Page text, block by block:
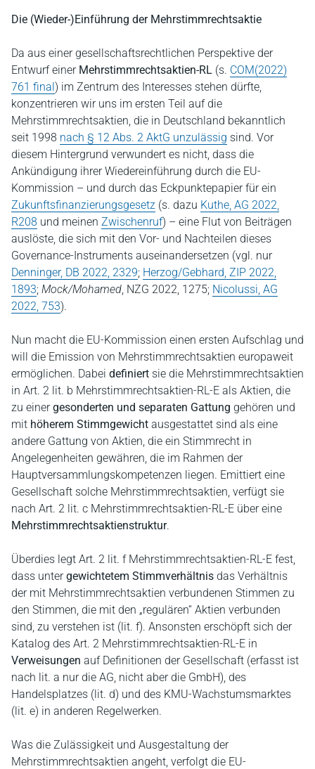
Die (Wieder-)Einführung der Mehrstimmrechtsaktie
Da aus einer gesellschaftsrechtlichen Perspektive der
Entwurf einer Mehrstimmrechtsaktien-RL (s. COM(2022)
761 final) im Zentrum des Interesses stehen dürfte,
konzentrieren wir uns im ersten Teil auf die
Mehrstimmrechtsaktien, die in Deutschland bekanntlich
seit 1998 nach § 12 Abs. 2 AktG unzulässig sind. Vor
diesem Hintergrund verwundert es nicht, dass die
Ankündigung ihrer Wiedereinführung durch die EU-
Kommission – und durch das Eckpunktepapier für ein
Zukunftsfinanzierungsgesetz (s. dazu Kuthe, AG 2022,
R208 und meinen Zwischenruf) – eine Flut von Beiträgen
auslöste, die sich mit den Vor- und Nachteilen dieses
Governance-Instruments auseinandersetzen (vgl. nur
Denninger, DB 2022, 2329; Herzog/Gebhard, ZIP 2022,
1893; Mock/Mohamed, NZG 2022, 1275; Nicolussi, AG
2022, 753).
Nun macht die EU-Kommission einen ersten Aufschlag und
will die Emission von Mehrstimmrechtsaktien europaweit
ermöglichen. Dabei definiert sie die Mehrstimmrechtsaktien
in Art. 2 lit. b Mehrstimmrechtsaktien-RL-E als Aktien, die
zu einergesonderten und separaten Gattung gehören und
mit höherem Stimmgewicht ausgestattet sind als eine
andere Gattung von Aktien, die ein Stimmrecht in
Angelegenheiten gewähren, die im Rahmen der
Hauptversammlungskompetenzen liegen. Emittiert eine
Gesellschaft solche Mehrstimmrechtsaktien, verfügt sie
nach Art. 2 lit. c Mehrstimmrechtsaktien-RL-E über eine
Mehrstimmrechtsaktienstruktur.
Überdies legt Art. 2 lit. f Mehrstimmrechtsaktien-RL-E fest,
dass untergewichtetem Stimmverhältnis das Verhältnis
der mit Mehrstimmrechtsaktien verbundenen Stimmen zu
den Stimmen, die mit den „regulären“ Aktien verbunden
sind, zu verstehen ist (lit. f). Ansonsten erschöpft sich der
Katalog des Art. 2 Mehrstimmrechtsaktien-RL-E in
Verweisungen auf Definitionen der Gesellschaft (erfasst ist
nach lit. a nur die AG, nicht aber die GmbH), des
Handelsplatzes (lit. d) und des KMU-Wachstumsmarktes
(lit. e) in anderen Regelwerken.
Was die Zulässigkeit und Ausgestaltung der
Mehrstimmrechtsaktien angeht, verfolgt die EU-